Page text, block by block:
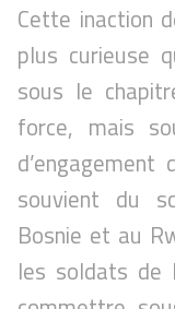
Cette inaction
plus curieuse
sous le
force, mais
d’engagement
souvient du
Bosnie et au
les soldats de